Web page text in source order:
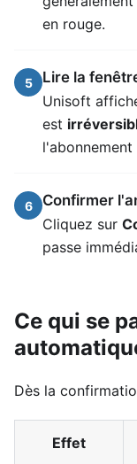
en rouge.
5
Lire la
Unisoft
est
l'abonnement
6
Confirmer
Cliquez sur
passe
Ce qui se
Dès la
Effet